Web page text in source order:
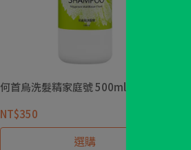
何首烏洗髮精家庭號 500ml/瓶
NT$350
選購